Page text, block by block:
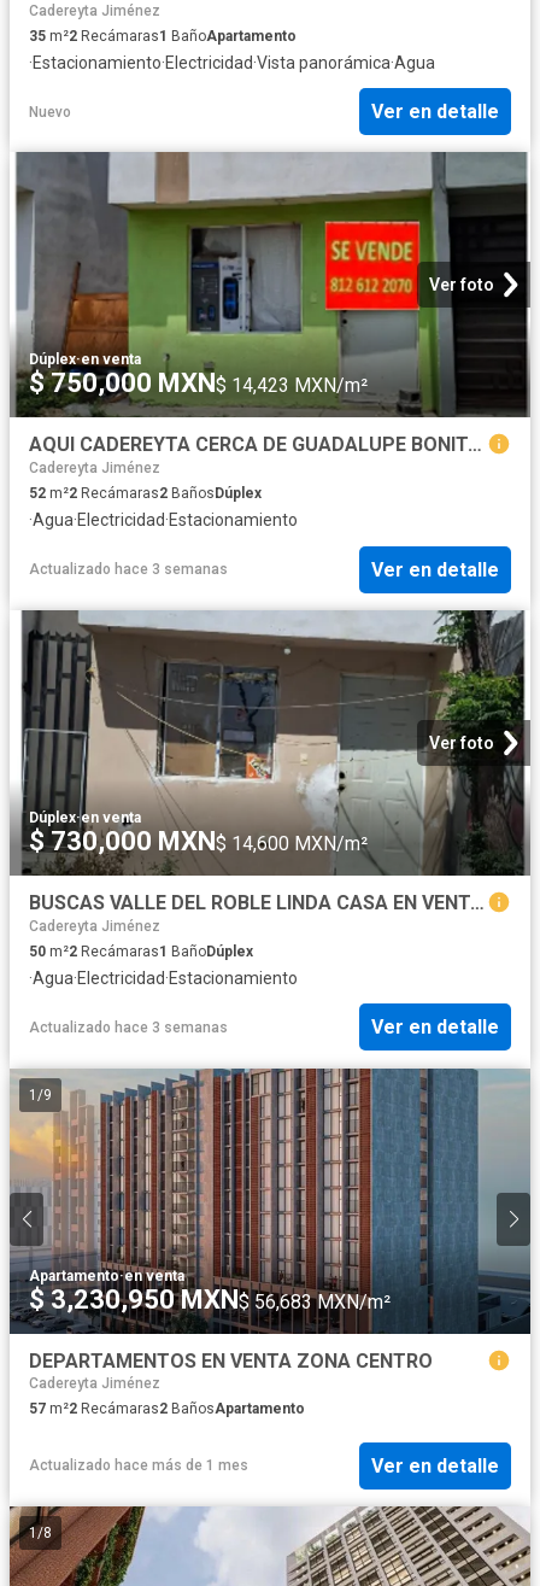
Cadereyta Jiménez
35 m²2 Recámaras1 BañoApartamento
·Estacionamiento·Electricidad·Vista panorámica·Agua
Nuevo Ver en detalle
Ver foto
Dúplex·en venta
$ 750,000 MXN $ 14,423 MXN/m²
AQUI CADEREYTA CERCA DE GUADALUPE BONITA CASA EN VENTA 2 RECAMARAS CON ESTACIONAMIENTO, VITROPISO
Cadereyta Jiménez
52 m²2 Recámaras2 Baños Dúplex
·Agua·Electricidad·Estacionamiento
Actualizado hace 3 semanas Ver en detalle
Ver foto
Dúplex·en venta
$ 730,000 MXN$ 14,600 MXN/m²
BUSCAS VALLE DEL ROBLE LINDA CASA EN VENTA 2 PLANTAS, 2 RECÁMARAS, UN ESTACIONAMIENTO
Cadereyta Jiménez
50 m²2 Recámaras1 BañoDúplex
·Agua·Electricidad·Estacionamiento
Actualizado hace 3 semanas Ver en detalle
1 /9
Apartamento·en venta
$ 3,230,950 MXN$ 56,683 MXN/m²
DEPARTAMENTOS EN VENTA ZONA CENTRO
Cadereyta Jiménez
57 m²2 Recámaras2 BañosApartamento
Actualizado hace más de 1 mes Ver en detalle
1/8